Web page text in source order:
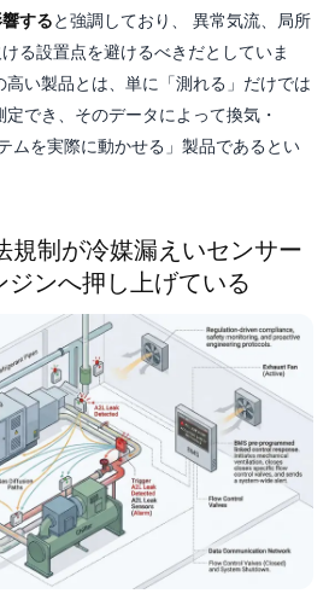
すると強調しており、 異常気流、局所
る設置点を避けるべきだとしていま
い製品とは、単に「測れる」だけでは
でき、そのデータによって換気・
ムを実際に動かせる」製品であるとい
規制が冷媒漏えいセンサー
ジンへ押し上げている